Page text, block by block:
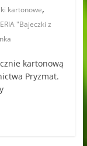
kartonowe,
"Bajeczki z
kartonową
Pryzmat.